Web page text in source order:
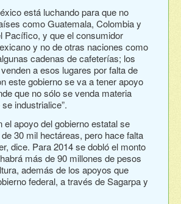
está luchando para que no
como Guatemala, Colombia y
Pacífico, y que el consumidor
y no de otras naciones como
cadenas de cafeterías; los
a esos lugares por falta de
este gobierno se va a tener apoyo
que no sólo se venda materia
industrialice”.
el apoyo del gobierno estatal se
30 mil hectáreas, pero hace falta
dice. Para 2014 se dobló el monto
más de 90 millones de pesos
además de los apoyos que
federal, a través de Sagarpa y